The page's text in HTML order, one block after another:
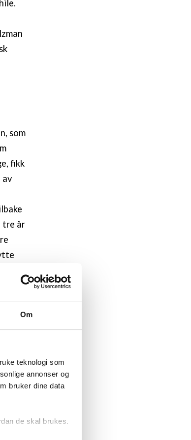
Om
teknologi som
annonser og
bruker dine data
de skal brukes.
som
fikk
av
tre år